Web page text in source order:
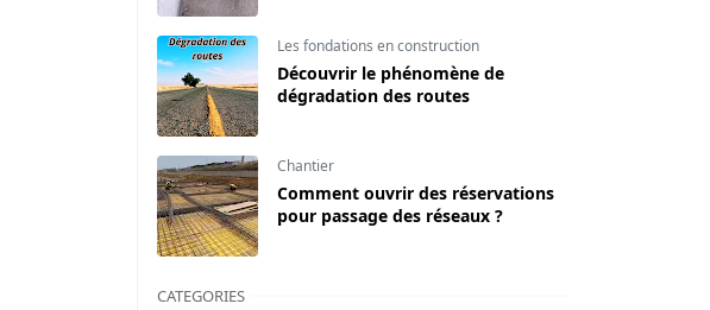
Les fondations en construction
Découvrir le phénomène de
dégradation des routes
Chantier
Comment ouvrir des réservations
pour passage des réseaux ?
CATEGORIES